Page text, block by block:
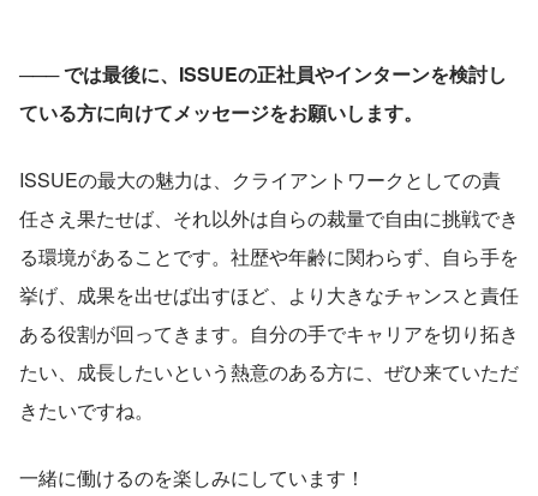
─── では最後に、ISSUEの正社員やインターンを検討し
ている方に向けてメッセージをお願いします。
ISSUEの最大の魅力は、クライアントワークとしての責
任さえ果たせば、それ以外は自らの裁量で自由に挑戦でき
る環境があることです。社歴や年齢に関わらず、自ら手を
挙げ、成果を出せば出すほど、より大きなチャンスと責任
ある役割が回ってきます。自分の手でキャリアを切り拓き
たい、成長したいという熱意のある方に、ぜひ来ていただ
きたいですね。
一緒に働けるのを楽しみにしています！